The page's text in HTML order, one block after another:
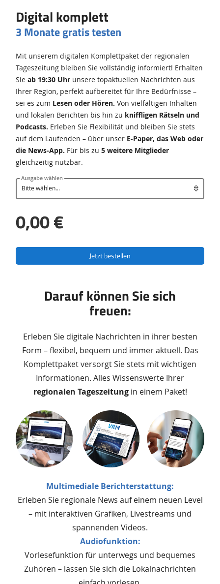
Digital komplett
3 Monate gratis testen
Mit unserem digitalen Komplettpaket der regionalen
Tageszeitung bleiben Sie vollständig informiert! Erhalten
Sie ab 19:30 Uhr unsere topaktuellen Nachrichten aus
Ihrer Region, perfekt aufbereitet für Ihre Bedürfnisse –
sei es zum Lesen oder Hören. Von vielfältigen Inhalten
und lokalen Berichten bis hin zu kniffligen Rätseln und
Podcasts. Erleben Sie Flexibilität und bleiben Sie stets
auf dem Laufenden – über unser E-Paper, das Web oder
die News-App. Für bis zu 5 weitere Mitglieder
gleichzeitig nutzbar.
Ausgabe wählen
0,00 €
Jetzt bestellen
Darauf können Sie sich
freuen:
Erleben Sie digitale Nachrichten in ihrer besten
Form – flexibel, bequem und immer aktuell. Das
Komplettpaket versorgt Sie stets mit wichtigen
Informationen. Alles Wissenswerte Ihrer
regionalen Tageszeitungin einem Paket!
Multimediale Berichterstattung:
Erleben Sie regionale News auf einem neuen Level
– mit interaktiven Grafiken, Livestreams und
spannenden Videos.
Audiofunktion:
Vorlesefunktion für unterwegs und bequemes
Zuhören – lassen Sie sich die Lokalnachrichten